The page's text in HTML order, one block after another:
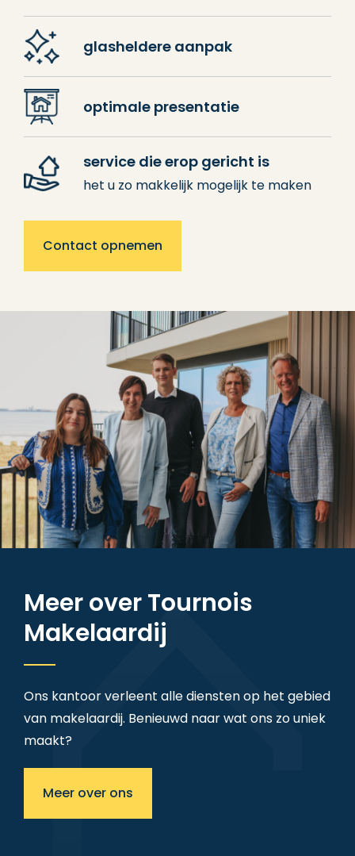
glasheldere aanpak
optimale presentatie
service die erop gericht is
het u zo makkelijk mogelijk te maken
Contact opnemen
Meer over Tournois
Makelaardij
Ons kantoor verleent alle diensten op het gebied
van makelaardij. Benieuwd naar wat ons zo uniek
maakt?
Meer over ons